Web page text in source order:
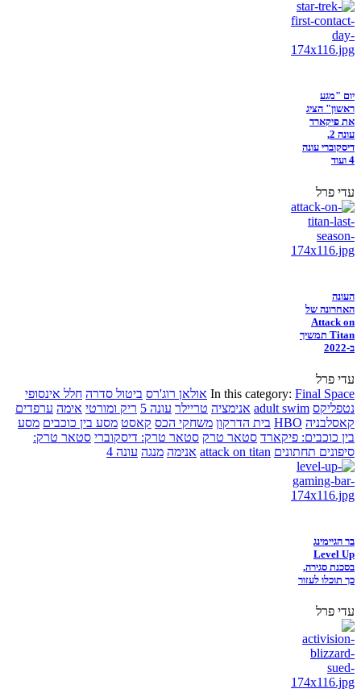
יום "מגע
ראשון" הציג
את פיקארד
עונה 2,
דיסקוברי עונה
4 ועוד
עדי פרל
העונה
האחרונה של
Attack on
Titan תמשיך
ב-2022
עדי פרל
In this category: Final Space אולאן רוג'רס ביטול סדרה חלל אינסופי
נטפליקס adult swim אנימציה טריילר עונה 5 ריק ומורטי אימה ערפדים
קאסלבניה HBO בית הדרקון משחקי הכס קאסט מסע בין כוכבים מסע
בין כוכבים: פיקארד סטאר טרק סטאר טרק: דיסקוברי סטאר טרק:
סיפונים תחתונים attack on titan אנימה מנגה עונה 4
בר הגיימינג
Level Up
בסכנת סגירה,
כך תוכלו לעזור
עדי פרל